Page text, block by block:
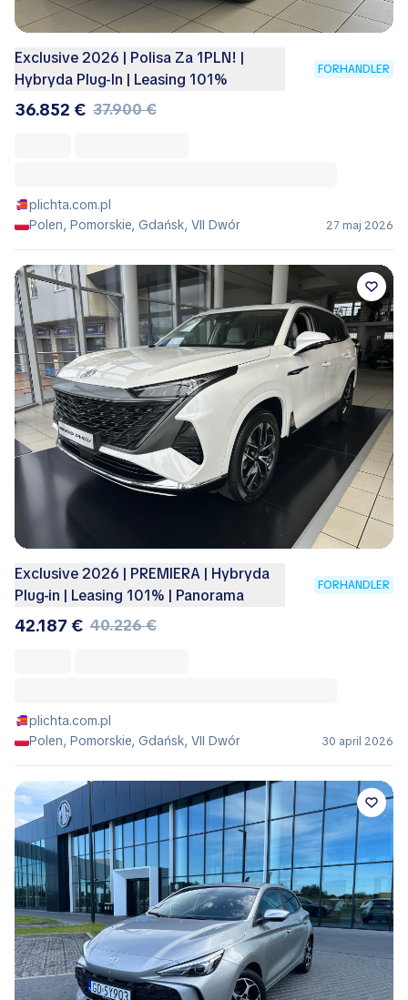
Exclusive 2026 | Polisa Za 1PLN! |
Hybryda Plug-In | Leasing 101%
FORHANDLER
36.852 € 37.900 €
plichta.com.pl
Polen, Pomorskie, Gdańsk, VII Dwór
27 maj 2026
Exclusive 2026 | PREMIERA | Hybryda
Plug-in | Leasing 101% | Panorama
FORHANDLER
42.187 € 40.226 €
plichta.com.pl
Polen, Pomorskie, Gdańsk, VII Dwór
30 april 2026